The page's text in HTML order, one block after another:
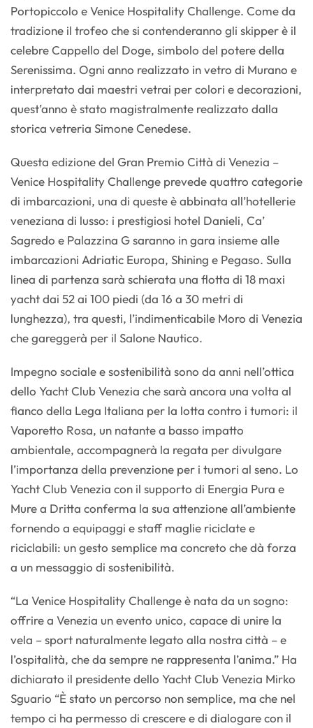
Portopiccolo e Venice Hospitality Challenge. Come da
tradizione il trofeo che si contenderanno gli skipper è il
celebre Cappello del Doge, simbolo del potere della
Serenissima. Ogni anno realizzato in vetro di Murano e
interpretato dai maestri vetrai per colori e decorazioni,
quest’anno è stato magistralmente realizzato dalla
storica vetreria Simone Cenedese.
Questa edizione del Gran Premio Città di Venezia –
Venice Hospitality Challenge prevede quattro categorie
di imbarcazioni, una di queste è abbinata all’hotellerie
veneziana di lusso: i prestigiosi hotel Danieli, Ca’
Sagredo e Palazzina G saranno in gara insieme alle
imbarcazioni Adriatic Europa, Shining e Pegaso. Sulla
linea di partenza sarà schierata una flotta di 18 maxi
yacht dai 52 ai 100 piedi (da 16 a 30 metri di
lunghezza), tra questi, l’indimenticabile Moro di Venezia
che gareggerà per il Salone Nautico.
Impegno sociale e sostenibilità sono da anni nell’ottica
dello Yacht Club Venezia che sarà ancora una volta al
fianco della Lega Italiana per la lotta contro i tumori: il
Vaporetto Rosa, un natante a basso impatto
ambientale, accompagnerà la regata per divulgare
l’importanza della prevenzione per i tumori al seno. Lo
Yacht Club Venezia con il supporto di Energia Pura e
Mure a Dritta conferma la sua attenzione all’ambiente
fornendo a equipaggi e staff maglie riciclate e
riciclabili: un gesto semplice ma concreto che dà forza
a un messaggio di sostenibilità.
“La Venice Hospitality Challenge è nata da un sogno:
offrire a Venezia un evento unico, capace di unire la
vela – sport naturalmente legato alla nostra città – e
l’ospitalità, che da sempre ne rappresenta l’anima.” Ha
dichiarato il presidente dello Yacht Club Venezia Mirko
Sguario “È stato un percorso non semplice, ma che nel
tempo ci ha permesso di crescere e di dialogare con il